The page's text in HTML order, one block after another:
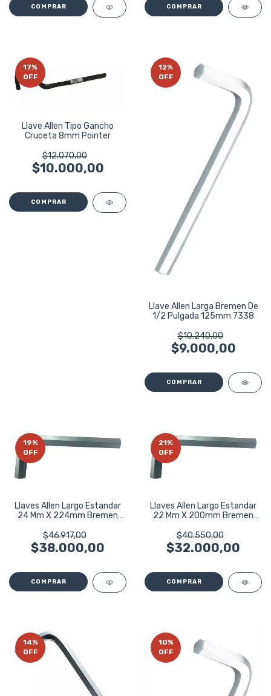
17%
OFF
Llave Allen Tipo Gancho
Cruceta 8mm Pointer
$12.070,00
$10.000,00
12%
OFF
Llave Allen Larga Bremen De
1/2 Pulgada 125mm 7338
$10.240,00
$9.000,00
19%
OFF
Llaves Allen Largo Estandar
24 Mm X 224mm Bremen
$46.917,00
$38.000,00
21%
OFF
Llaves Allen Largo Estandar
22 Mm X 200mm Bremen
$40.550,00
$32.000,00
14%
OFF
10%
OFF